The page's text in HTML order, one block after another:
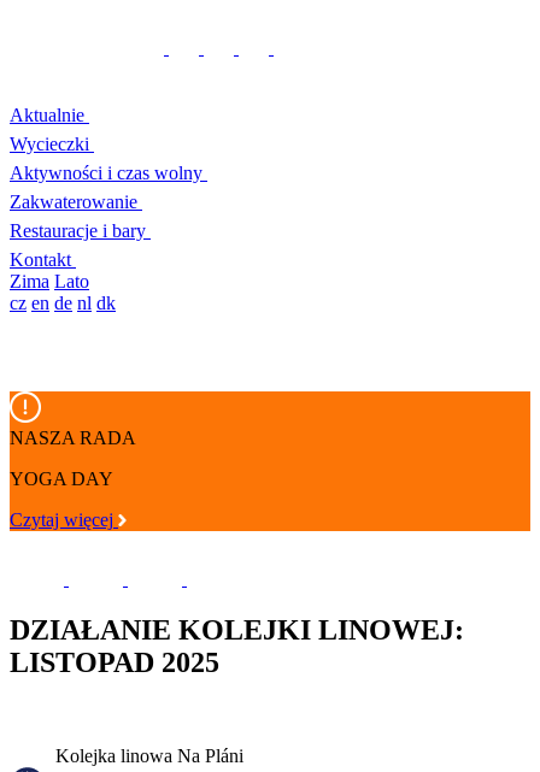
Aktualnie
Wycieczki
Aktywności i czas wolny
Zakwaterowanie
Restauracje i bary
Kontakt
Zima Lato
cz en de nl dk
NASZA RADA
YOGA DAY
Czytaj więcej
DZIAŁANIE KOLEJKI LINOWEJ:
LISTOPAD 2025
Kolejka linowa Na Pláni